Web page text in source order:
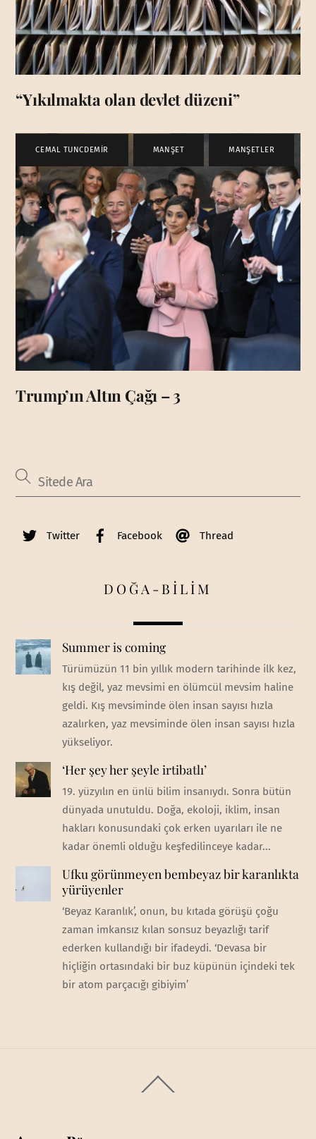
“Yıkılmakta olan devlet düzeni”
CEMAL TUNCDEMİR MANŞET MANŞETLER
Trump’ın Altın Çağı – 3
Twitter Facebook Thread
DOĞA-BİLİM
Summer is coming
Türümüzün 11 bin yıllık modern tarihinde ilk kez,
kış değil, yaz mevsimi en ölümcül mevsim haline
geldi. Kış mevsiminde ölen insan sayısı hızla
azalırken, yaz mevsiminde ölen insan sayısı hızla
yükseliyor.
‘Her şey her şeyle irtibatlı’
19. yüzyılın en ünlü bilim insanıydı. Sonra bütün
dünyada unutuldu. Doğa, ekoloji, iklim, insan
hakları konusundaki çok erken uyarıları ile ne
kadar önemli olduğu keşfedilinceye kadar...
Ufku görünmeyen bembeyaz bir karanlıkta
yürüyenler
‘Beyaz Karanlık’, onun, bu kıtada görüşü çoğu
zaman imkansız kılan sonsuz beyazlığı tarif
ederken kullandığı bir ifadeydi. ‘Devasa bir
hiçliğin ortasındaki bir buz küpünün içindeki tek
bir atom parçacığı gibiyim’
To